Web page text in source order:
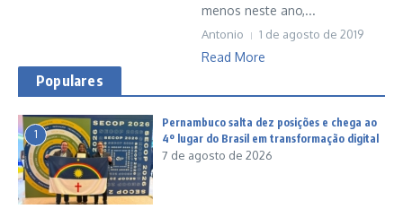
menos neste ano,...
Antonio 1 de agosto de 2019
Read More
Populares
1
Pernambuco salta dez posições e chega ao
4º lugar do Brasil em transformação digital
7 de agosto de 2026